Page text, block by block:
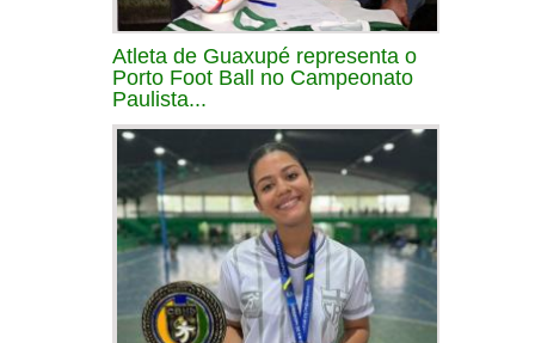
Atleta de Guaxupé representa o
Porto Foot Ball no Campeonato
Paulista...